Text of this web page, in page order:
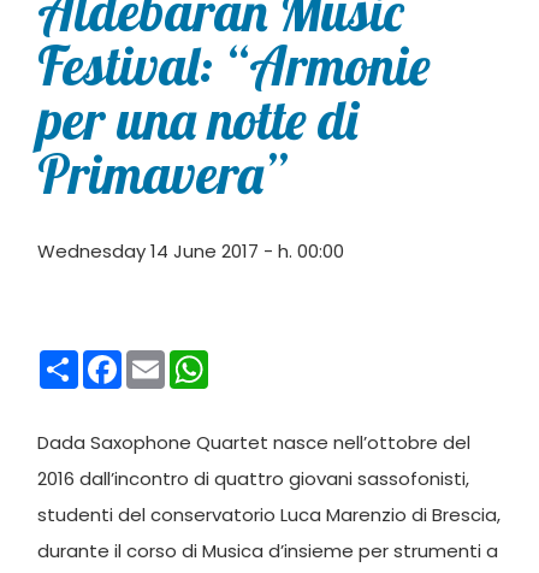
Festival: “Armonie
per una notte di
Primavera”
Wednesday 14 June 2017 - h. 00:00
CondividiFacebook
Email
Dada Saxophone Quartet nasce nell’ottobre del
2016 dall’incontro di quattro giovani sassofonisti,
studenti del conservatorio Luca Marenzio di Brescia,
durante il corso di Musica d’insieme per strumenti a